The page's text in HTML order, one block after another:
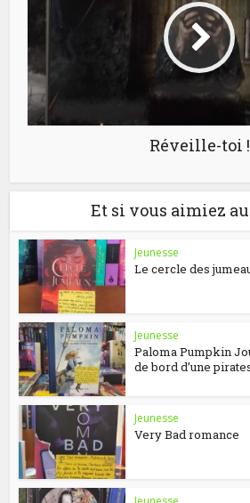
Réveille-toi !
Et si vous aimiez
Jeunesse
Le cercle des
Jeunesse
Paloma Pumpkin
de bord d’une
Jeunesse
Very Bad romance